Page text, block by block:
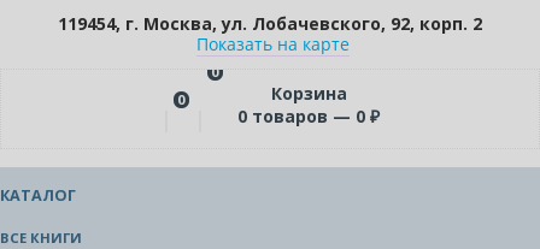
119454, г. Москва, ул. Лобачевского, 92, корп. 2
Показать на карте
0
0
Корзина
0 товаров — 0 ₽
КАТАЛОГ
ВСЕ КНИГИ